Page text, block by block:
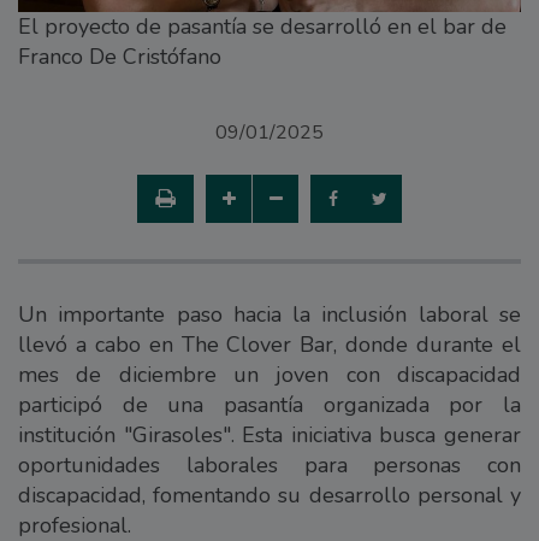
El proyecto de pasantía se desarrolló en el bar de
Franco De Cristófano
09/01/2025
Un importante paso hacia la inclusión laboral se
llevó a cabo en The Clover Bar, donde durante el
mes de diciembre un joven con discapacidad
participó de una pasantía organizada por la
institución "Girasoles". Esta iniciativa busca generar
oportunidades laborales para personas con
discapacidad, fomentando su desarrollo personal y
profesional.